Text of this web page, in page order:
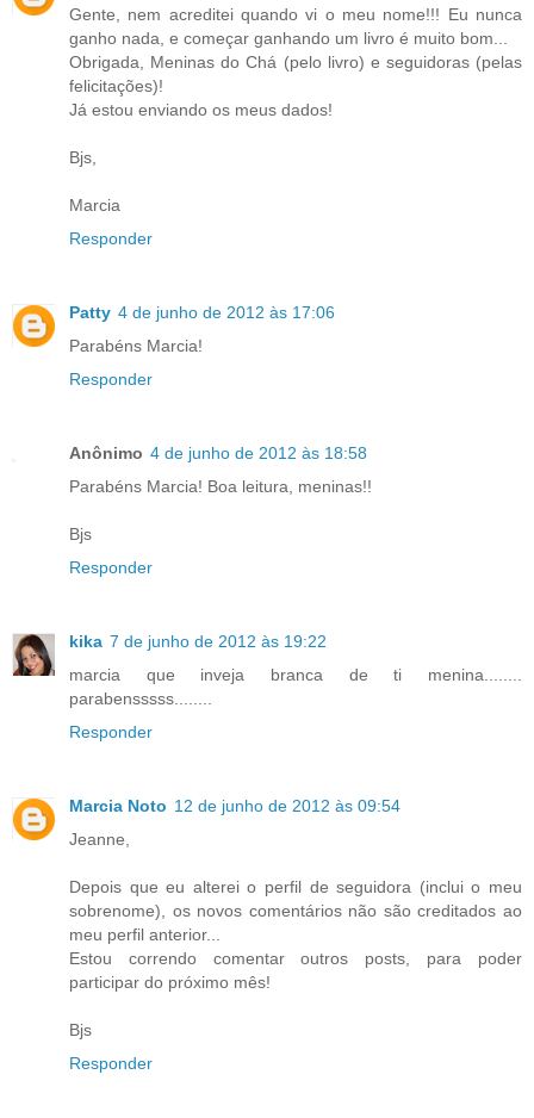
Gente, nem acreditei quando vi o meu nome!!! Eu nunca
ganho nada, e começar ganhando um livro é muito bom...
Obrigada, Meninas do Chá (pelo livro) e seguidoras (pelas
felicitações)!
Já estou enviando os meus dados!
Bjs,
Marcia
Responder
Patty 4 de junho de 2012 às 17:06
Parabéns Marcia!
Responder
Anônimo 4 de junho de 2012 às 18:58
Parabéns Marcia! Boa leitura, meninas!!
Bjs
Responder
kika 7 de junho de 2012 às 19:22
marcia que inveja branca de ti menina........
parabensssss........
Responder
Marcia Noto 12 de junho de 2012 às 09:54
Jeanne,
Depois que eu alterei o perfil de seguidora (inclui o meu
sobrenome), os novos comentários não são creditados ao
meu perfil anterior...
Estou correndo comentar outros posts, para poder
participar do próximo mês!
Bjs
Responder